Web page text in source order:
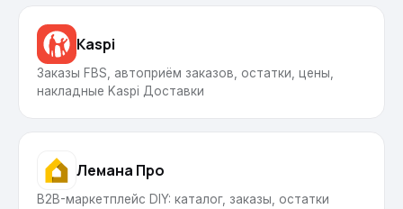
Kaspi
Заказы FBS, автоприём заказов, остатки, цены,
накладные Kaspi Доставки
Лемана Про
B2B-маркетплейс DIY: каталог, заказы, остатки